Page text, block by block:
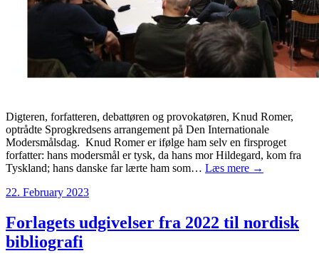
Digteren, forfatteren, debattøren og provokatøren, Knud Romer,
optrådte Sprogkredsens arrangement på Den Internationale
Modersmålsdag. Knud Romer er ifølge ham selv en firsproget
forfatter: hans modersmål er tysk, da hans mor Hildegard, kom fra
Tyskland; hans danske far lærte ham som… Læs mere →
22. February 2023
Forlagets udgivelser fra 2022 til nordisk
bibliografi